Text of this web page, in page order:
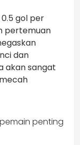
gol per
pertemuan
dan
akan sangat
penting